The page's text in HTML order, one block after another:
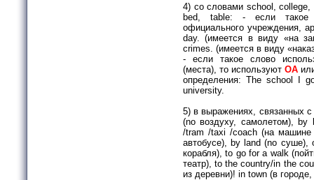
4) со словами school,
bed, table: - если такое
официально­го учреждения,
day. (име­ется в виду «на
crimes. (имеется в виду
- если такое слово
(места), то используют ОА
определения: The school I
university.
5) в выражениях, связанных
(no воздуху, самолетом),
/tram /taxi /coach (на машине
автобусе), by land (no суше),
корабля), to go for a walk
театр), to the country/in the
из де­ревни)! in town (в